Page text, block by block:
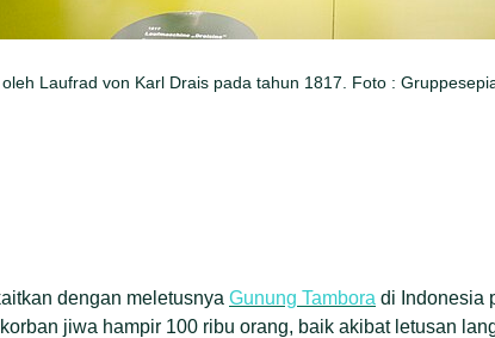
Laufrad von Karl Drais pada tahun 1817. Foto :
dengan meletusnya Gunung Tambora di Indonesia
jiwa hampir 100 ribu orang, baik akibat letusan